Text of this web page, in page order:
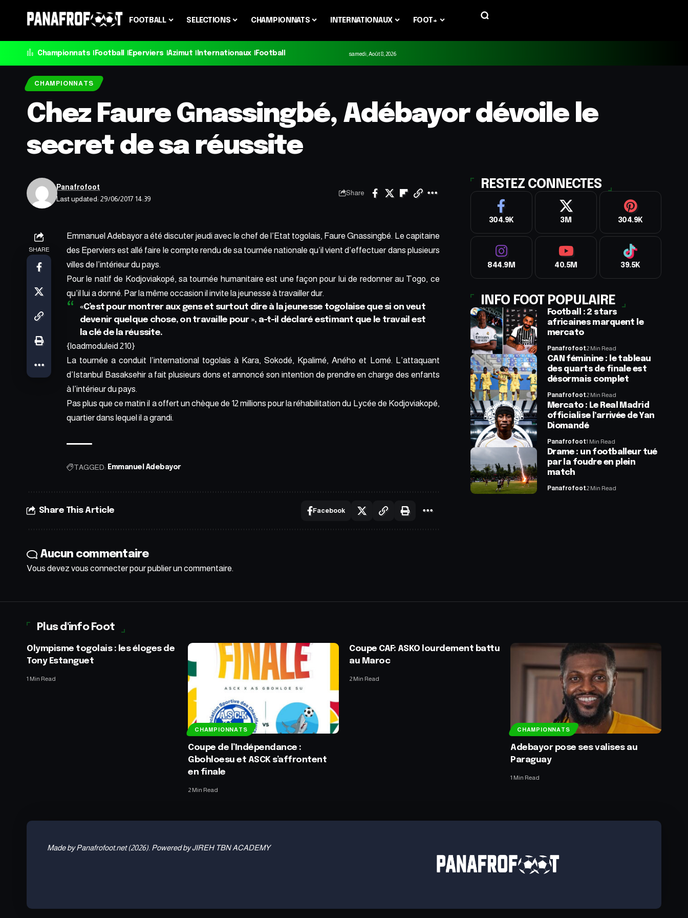
FOOTBALL SELECTIONS CHAMPIONNATS INTERNATIONAUX FOOT+
Championnats Football Eperviers Azimut Internationaux Football samedi, Août 8, 2026
CHAMPIONNATS
Chez Faure Gnassingbé, Adébayor dévoile le
secret de sa réussite
Last updated: 29/06/2017 14:39
Panafrofoot
Share
SHARE
Emmanuel Adebayor a été discuter jeudi avec le chef de l’Etat togolais, Faure Gnassingbé. Le capitaine
des Eperviers est allé faire le compte rendu de sa tournée nationale qu’il vient d’effectuer dans plusieurs
villes de l’intérieur du pays.
Pour le natif de Kodjoviakopé, sa tournée humanitaire est une façon pour lui de redonner au Togo, ce
qu’il lui a donné. Par la même occasion il invite la jeunesse à travailler dur.
«C’est pour montrer aux gens et surtout dire à la jeunesse togolaise que si on veut
devenir quelque chose, on travaille pour », a-t-il déclaré estimant que le travail est
la clé de la réussite.
{loadmoduleid 210}
La tournée a conduit l’international togolais à Kara, Sokodé, Kpalimé, Aného et Lomé. L’attaquant
d’Istanbul Basaksehir a fait plusieurs dons et annoncé son intention de prendre en charge des enfants
à l’intérieur du pays.
Pas plus que ce matin il a offert un chèque de 12 millions pour la réhabilitation du Lycée de Kodjoviakopé,
quartier dans lequel il a grandi.
TAGGED: Emmanuel Adebayor
Share This Article Facebook
Aucun commentaire
Vous devez vous connecterpour publier un commentaire.
RESTEZ CONNECTES
304.9K 3M 304.9K
844.9M 40.5M 39.5K
INFO FOOT POPULAIRE
Football : 2 stars
africaines marquent le
mercato
Panafrofoot2 Min Read
CAN féminine : le tableau
des quarts de finale est
désormais complet
Panafrofoot2 Min Read
Mercato : Le Real Madrid
officialise l’arrivée de Yan
Diomandé
Panafrofoot1 Min Read
Drame : un footballeur tué
par la foudre en plein
match
Panafrofoot2 Min Read
Plus d'info Foot
Olympisme togolais : les éloges de
Tony Estanguet
1 Min Read
CHAMPIONNATS
Coupe de l’Indépendance :
Gbohloesu et ASCK s’affrontent
en finale
2 Min Read
Coupe CAF: ASKO lourdement battu
au Maroc
2 Min Read
CHAMPIONNATS
Adebayor pose ses valises au
Paraguay
1 Min Read
Made by Panafrofoot.net (2026). Powered by JIREH TBN ACADEMY